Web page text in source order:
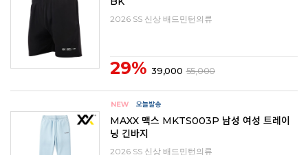
2026 SS 신상 배드민턴의류
29% 39,000 55,000
MAXX 맥스 MKTS003P 남성 여성 트레이
닝 긴바지
2026 SS 신상 배드민턴의류